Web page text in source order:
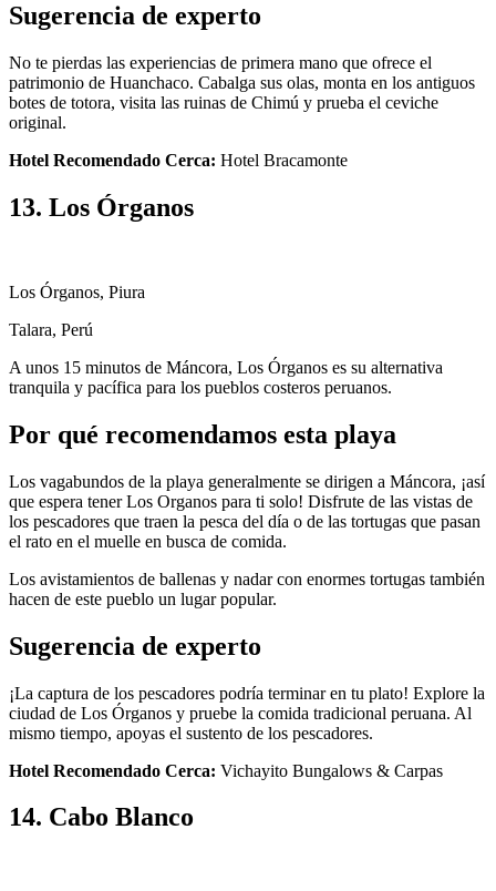
Sugerencia de experto
No te pierdas las experiencias de primera mano que ofrece el
patrimonio de Huanchaco. Cabalga sus olas, monta en los antiguos
botes de totora, visita las ruinas de Chimú y prueba el ceviche
original.
Hotel Recomendado Cerca: Hotel Bracamonte
13. Los Órganos
Los Órganos, Piura
Talara, Perú
A unos 15 minutos de Máncora, Los Órganos es su alternativa
tranquila y pacífica para los pueblos costeros peruanos.
Por qué recomendamos esta playa
Los vagabundos de la playa generalmente se dirigen a Máncora, ¡así
que espera tener Los Organos para ti solo! Disfrute de las vistas de
los pescadores que traen la pesca del día o de las tortugas que pasan
el rato en el muelle en busca de comida.
Los avistamientos de ballenas y nadar con enormes tortugas también
hacen de este pueblo un lugar popular.
Sugerencia de experto
¡La captura de los pescadores podría terminar en tu plato! Explore la
ciudad de Los Órganos y pruebe la comida tradicional peruana. Al
mismo tiempo, apoyas el sustento de los pescadores.
Hotel Recomendado Cerca: Vichayito Bungalows & Carpas
14. Cabo Blanco